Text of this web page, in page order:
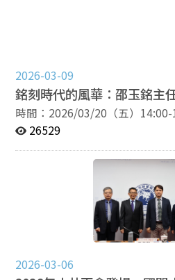
先，展現深厚的人文關懷；陳永
學術與外交領域，以開闊視野與
德立言的成就至今仍為典範；外
到，邵主任兼具優雅學者氣質
外語能力與公共溝通能力，在國際
屬代表於會中表達感謝，指出
是工作場域，更是傾注一生心
深厚且浪漫的情懷與對學術的
生與志業的理解。家屬並表示
投入學術的精神，持續實踐其未竟之志。
內兩度擔任中心主任，推動多
暨會議大樓、促成中心正式併
作，以及拓展國際與中國大陸研
總談判代表 歡迎對台美關係與區域安全議題有興趣的朋友
一同參與討論。 報名網址：
https://forms.gle/
2026-03-09
銘刻時代的風華：邵玉銘主
時間：2026/03/20（五）14:00-16:00 地點：國
學國際關係研究中心圖書暨會議
報名網址：https://reurl.cc/gnL2Op 報名日期
至2026/03/19為止（若人數額
播），報名參加本次會議必須
括座位安排、人數限制、自備
勿報名。主辦單位有權調整辦理
82377238姜小姐 主辦單位：國立政治大學國際關係研究
26529
2026-03-06